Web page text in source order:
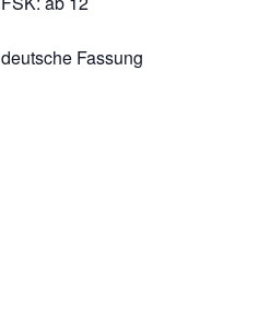
deutsche Fassung